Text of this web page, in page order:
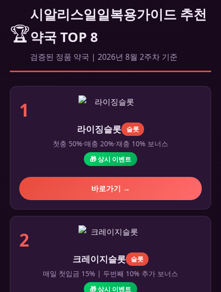
🏆
시알리스일일복용가이드 추천
약국 TOP 8
검증된 정품 약국 | 2026년 8월 2주차 기준
1
라이징슬롯 슬롯
첫충 50%·매충 20%·재충 10% 보너스
🎁 상시 이벤트
바로가기 →
2
크레이지슬롯 슬롯
매일 첫입금 15% | 두번째 10% 추가 보너스
🎁 상시 이벤트